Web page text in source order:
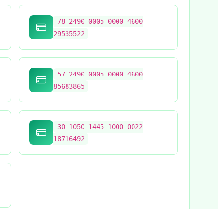
78 2490 0005 0000 4600
29535522
57 2490 0005 0000 4600
85683865
30 1050 1445 1000 0022
18716492